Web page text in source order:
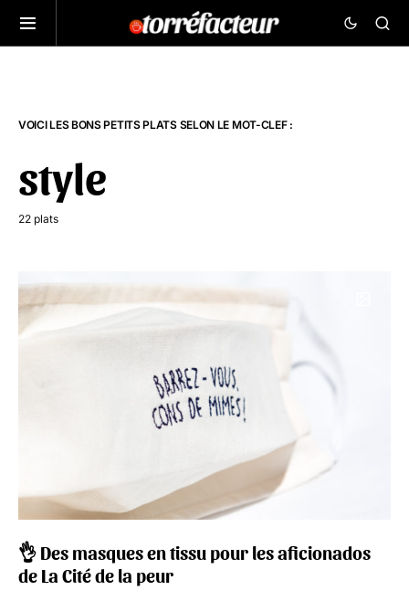
VOICI LES BONS PETITS PLATS SELON LE MOT-CLEF :
style
22 plats
👌 Des masques en tissu pour les aficionados
de La Cité de la peur